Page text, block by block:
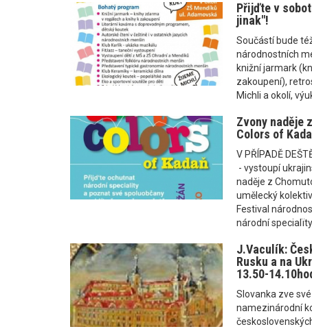
Přijďte v
jinak"!
Součástí bude
národnostních
knižní jarmark
zakoupení),
Michli a okolí,
Zvony naděje
Colors of
V PŘÍPADĚ
- vystoupí
naděje z
umělecký
Festival
národní
J.Vaculík:
Rusku a na
13.50-
Slovanka zve
namezinárodní